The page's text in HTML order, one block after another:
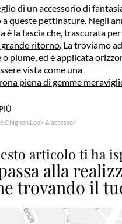
di un accessorio di
queste pettinature. Negli
è la fascia che, trascurata
grande ritorno . La troviamo
o piume, ed è applicata
vista come una
piena di gemme
Chignon Look & accessori
articolo ti ha
alla
trovando il